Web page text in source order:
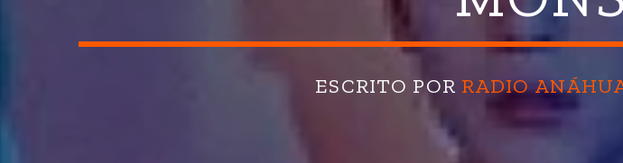
ESCRITO POR RADIO